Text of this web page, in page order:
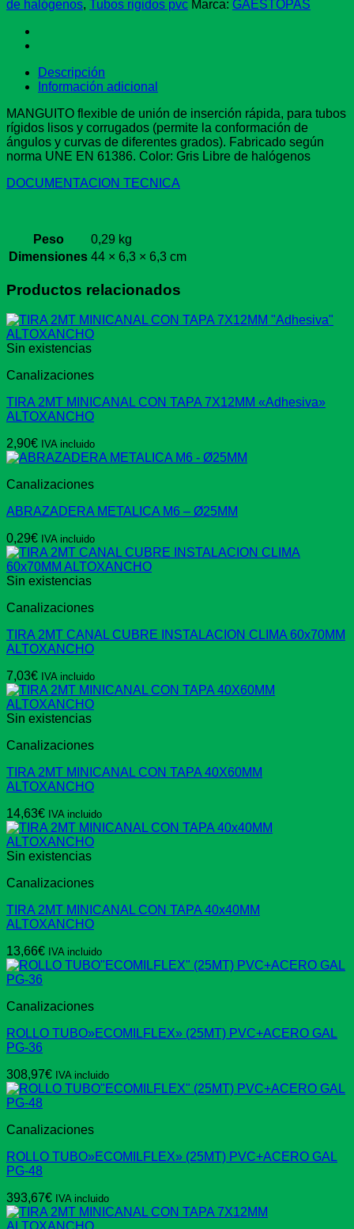
de halógenos, Tubos rigidos pvc Marca: GAESTOPAS
Descripción
Información adicional
MANGUITO flexible de unión de inserción rápida, para tubos
rígidos lisos y corrugados (permite la conformación de
ángulos y curvas de diferentes grados). Fabricado según
norma UNE EN 61386. Color: Gris Libre de halógenos
DOCUMENTACION TECNICA
Peso
0,29 kg
Dimensiones 44 × 6,3 × 6,3 cm
Productos relacionados
Sin existencias
Canalizaciones
TIRA 2MT MINICANAL CON TAPA 7X12MM «Adhesiva»
ALTOXANCHO
2,90€ IVA incluido
Canalizaciones
ABRAZADERA METALICA M6 – Ø25MM
0,29€ IVA incluido
Sin existencias
Canalizaciones
TIRA 2MT CANAL CUBRE INSTALACION CLIMA 60x70MM
ALTOXANCHO
7,03€ IVA incluido
Sin existencias
Canalizaciones
TIRA 2MT MINICANAL CON TAPA 40X60MM
ALTOXANCHO
14,63€ IVA incluido
Sin existencias
Canalizaciones
TIRA 2MT MINICANAL CON TAPA 40x40MM
ALTOXANCHO
13,66€ IVA incluido
Canalizaciones
ROLLO TUBO»ECOMILFLEX» (25MT) PVC+ACERO GAL
PG-36
308,97€ IVA incluido
Canalizaciones
ROLLO TUBO»ECOMILFLEX» (25MT) PVC+ACERO GAL
PG-48
393,67€ IVA incluido